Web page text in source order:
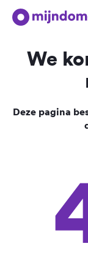
We
Deze pagina